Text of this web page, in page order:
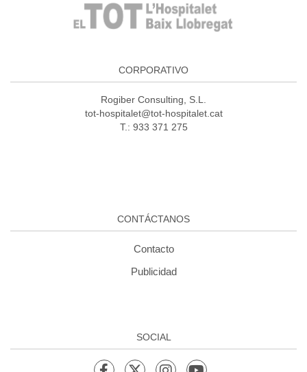
CORPORATIVO
Rogiber Consulting, S.L.
tot-hospitalet@tot-hospitalet.cat
T.: 933 371 275
CONTÁCTANOS
Contacto
Publicidad
SOCIAL